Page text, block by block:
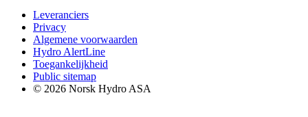
Leveranciers
Privacy
Algemene voorwaarden
Hydro AlertLine
Toegankelijkheid
Public sitemap
© 2026 Norsk Hydro ASA